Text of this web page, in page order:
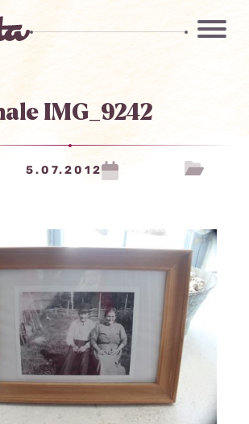
IMG_9242
5.07.2012